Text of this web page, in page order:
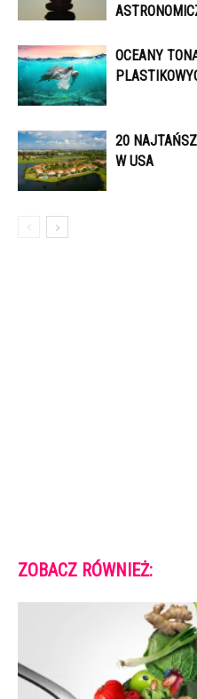
OCEANY
20
W USA
ZOBACZ RÓWNIEŻ: